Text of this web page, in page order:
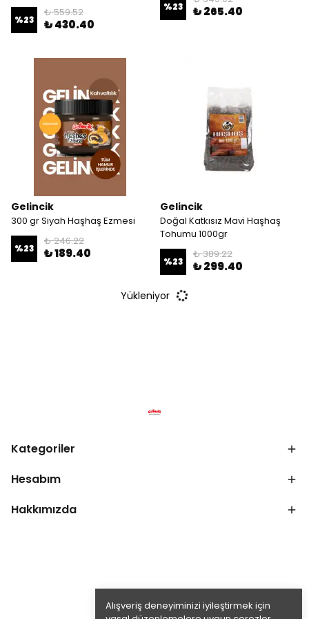
Alışveriş deneyiminizi iyileştirmek için
%23
₺ 559.52
₺ 430.40
%23 ₺ 265.40
Gelincik
300 gr Siyah Haşhaş Ezmesi
%23
₺ 246.22
₺ 189.40
Gelincik
Doğal Katkısız Mavi Haşhaş
Tohumu 1000gr
%23
₺ 389.22
₺ 299.40
Yükleniyor
Kategoriler
Hesabım
Hakkımızda